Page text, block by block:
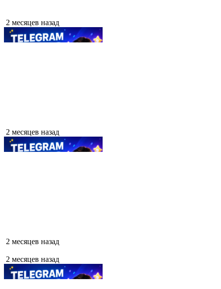
2 месяцев назад
2 месяцев назад
2 месяцев назад
2 месяцев назад